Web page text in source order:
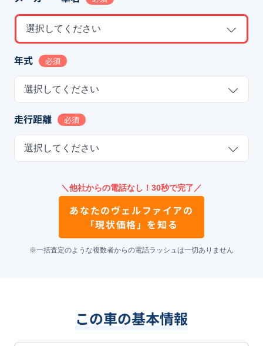
選択してください
年式 必須
選択してください
走行距離 必須
選択してください
＼他社からの電話なし！30秒で完了／
あなたのヴェルファイアの
「現状価格」を知る
※一括査定のような複数者からの電話ラッシュは一切ありません
この車の基本情報